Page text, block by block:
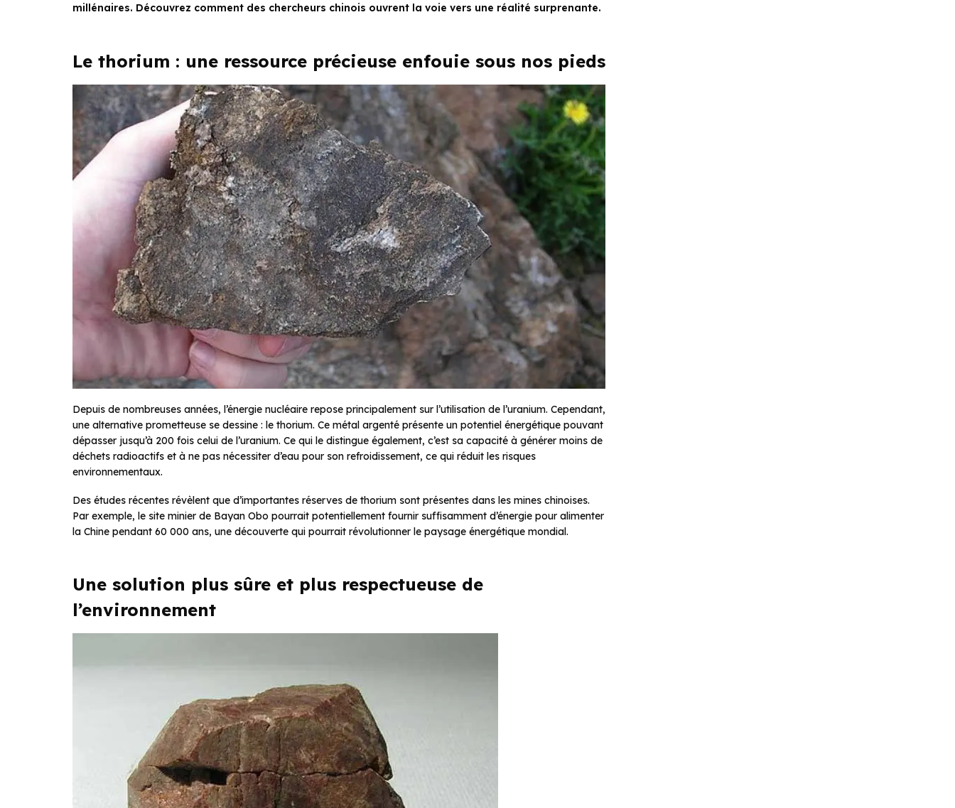
millénaires. Découvrez comment des chercheurs chinois ouvrent la voie vers une réalité surprenante.
Le thorium : une ressource précieuse enfouie sous nos pieds
Depuis de nombreuses années, l’énergie nucléaire repose principalement sur l’utilisation de l’uranium. Cependant,
une alternative prometteuse se dessine : le thorium. Ce métal argenté présente un potentiel énergétique pouvant
dépasser jusqu’à 200 fois celui de l’uranium. Ce qui le distingue également, c’est sa capacité à générer moins de
déchets radioactifs et à ne pas nécessiter d’eau pour son refroidissement, ce qui réduit les risques
environnementaux.
Des études récentes révèlent que d’importantes réserves de thorium sont présentes dans les mines chinoises.
Par exemple, le site minier de Bayan Obo pourrait potentiellement fournir suffisamment d’énergie pour alimenter
la Chine pendant 60 000 ans, une découverte qui pourrait révolutionner le paysage énergétique mondial.
Une solution plus sûre et plus respectueuse de
l’environnement